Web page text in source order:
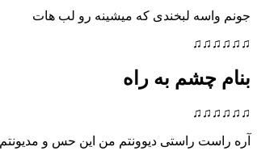
جونم واسه لبخندی که میشینه رو لب هات
♫♫♫♫♫♫
بنام چشم به راه
♫♫♫♫♫♫
آره راست راستی دیوونتم من این حس و مدیونتم